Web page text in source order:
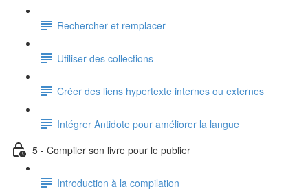
Rechercher et remplacer
Utiliser des collections
Créer des liens hypertexte internes ou externes
Intégrer Antidote pour améliorer la langue
5 - Compiler son livre pour le publier
Introduction à la compilation